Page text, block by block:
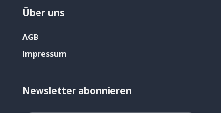
Über uns
AGB
Impressum
Newsletter abonnieren